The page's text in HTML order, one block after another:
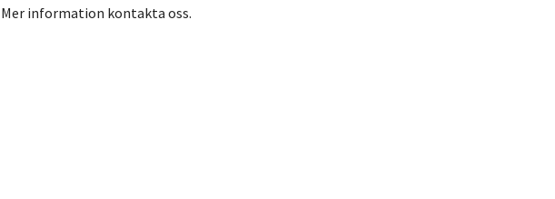
Mer information kontakta oss.